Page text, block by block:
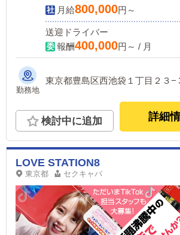
月給800,000円～
送迎ドライバー
報酬400,000円～ / 月
勤務地
東京都豊島区西池袋１丁目２３−
検討中に追加 詳細
LOVE STATION8
東京都 セクキャバ